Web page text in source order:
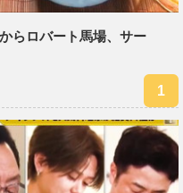
らロバート馬場、サー